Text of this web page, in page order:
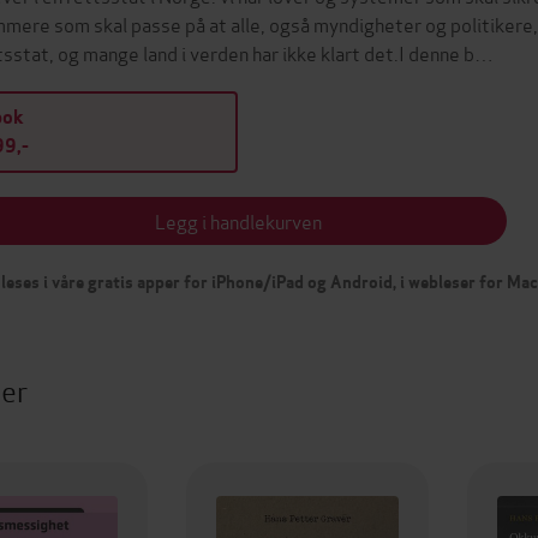
som skal passe på at alle, også myndigheter og
og mange land i verden har ikke klart det.I denne b…
Legg i handlekurven
i våre gratis apper for iPhone/iPad og Android, i webleser for